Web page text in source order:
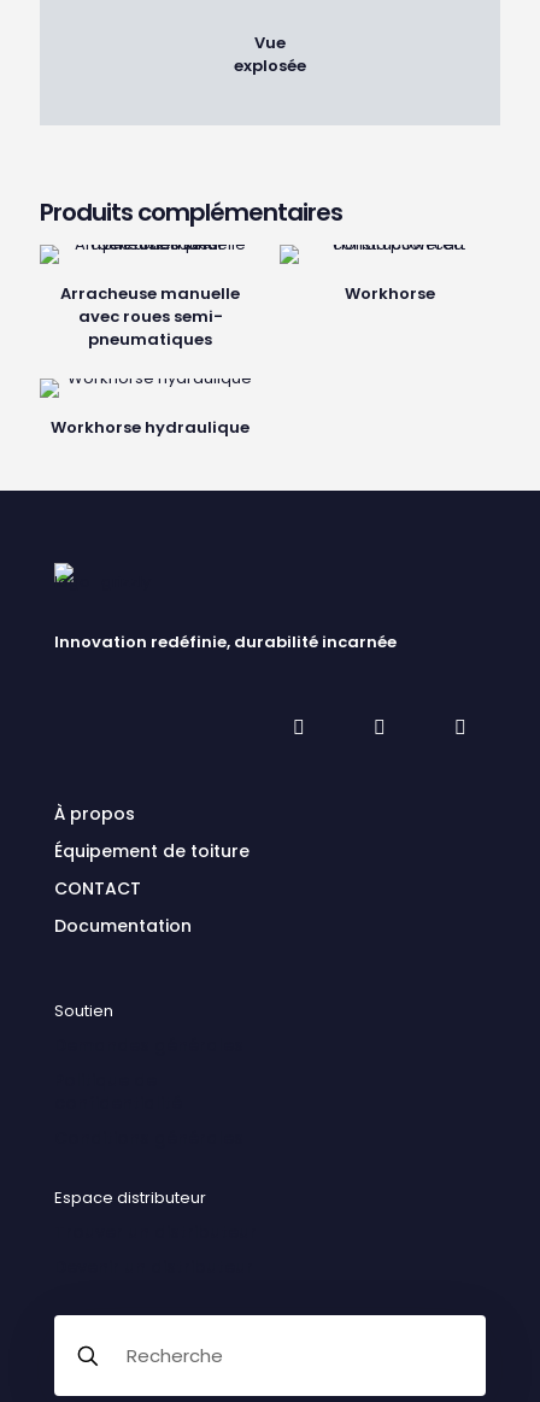
Vue
explosée
Produits complémentaires
Arracheuse manuelle
avec roues semi-
pneumatiques
Workhorse
Workhorse hydraulique
Innovation redéfinie, durabilité incarnée
À propos
Équipement de toiture
CONTACT
Documentation
Soutien
Espace distributeur